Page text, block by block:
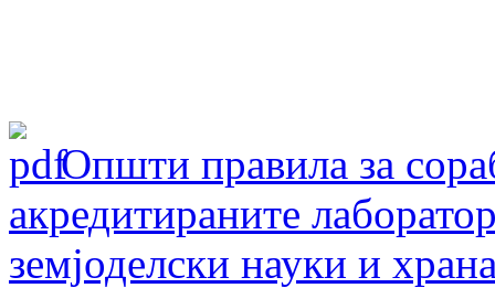
Oпшти правила за
акредитираните
земјоделски науки и